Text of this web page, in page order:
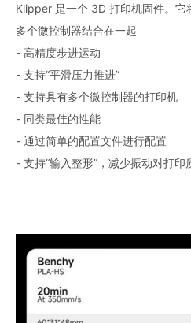
Klipper 是一个 3D 打印机固件。它
多个微控制器结合在一起
- 高精度步进运动
- 支持“平滑压力推进”
- 支持具有多个微控制器的打印机
- 同类最佳的性能
- 通过简单的配置文件进行配置
- 支持“输入整形”，减少振动对打印